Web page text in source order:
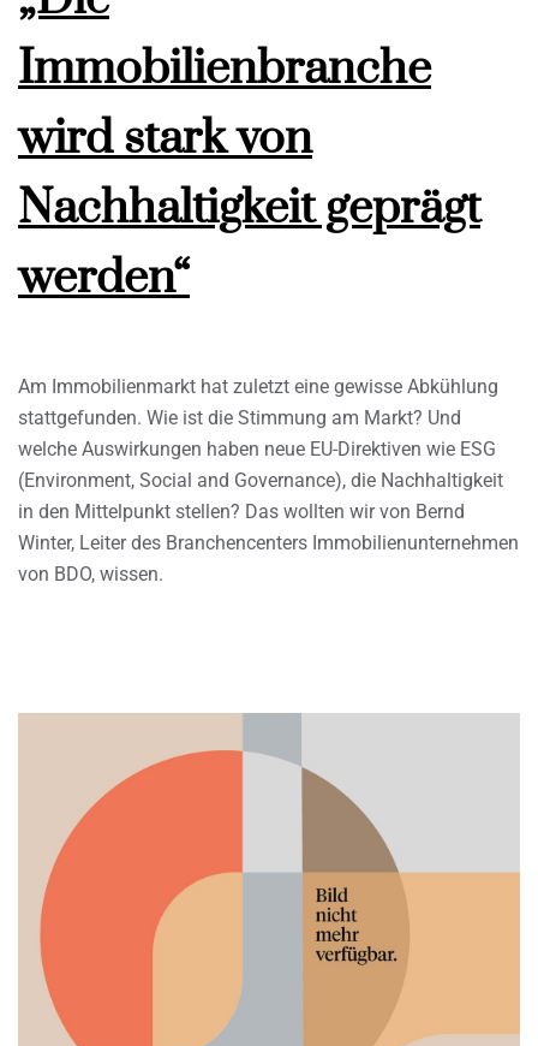
Immobilienbranche
wird stark von
Nachhaltigkeit geprägt
werden“
Am Immobilienmarkt hat zuletzt eine gewisse Abkühlung
stattgefunden. Wie ist die Stimmung am Markt? Und
welche Auswirkungen haben neue EU-Direktiven wie ESG
(Environment, Social and Governance), die Nachhaltigkeit
in den Mittelpunkt stellen? Das wollten wir von Bernd
Winter, Leiter des Branchencenters Immobilienunternehmen
von BDO, wissen.